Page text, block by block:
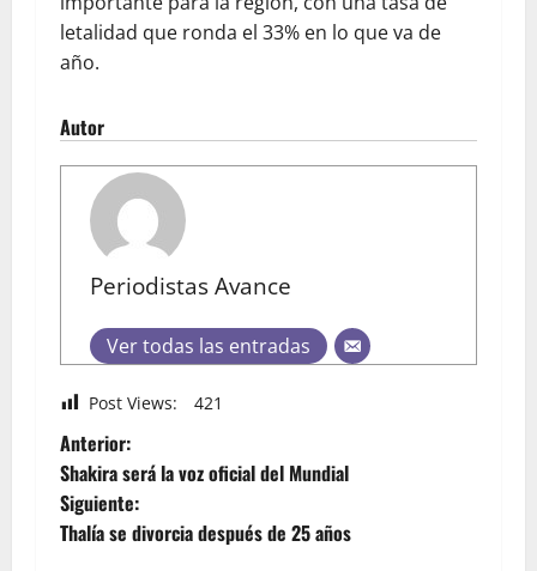
letalidad que ronda el 33% en lo que va de
año.
Autor
Periodistas Avance
Ver todas las entradas
Post Views: 421
Anterior:
Shakira será la voz oficial del Mundial
Siguiente:
Thalía se divorcia después de 25 años